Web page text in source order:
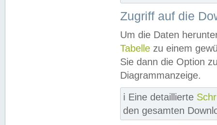
Zugriff auf die
Um die Daten
Tabelle zu einem
Sie dann die Option
Diagrammanzeige.
ℹ️ Eine detaillierte
den gesamten